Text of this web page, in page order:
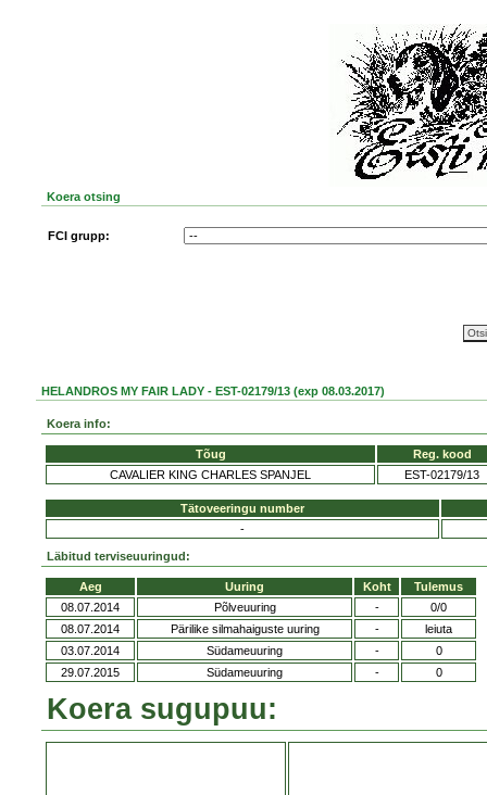
Koera otsing
FCI grupp:
HELANDROS MY FAIR LADY - EST-02179/13 (exp 08.03.2017)
Koera info:
Tõug
Reg. kood
CAVALIER KING CHARLES SPANJEL
EST-02179/13
Tätoveeringu number
-
Läbitud terviseuuringud:
Aeg Uuring Koht
Tulemus
08.07.2014
Põlveuuring -
0/0
08.07.2014
Pärilike silmahaiguste uuring -
leiuta
03.07.2014
Südameuuring -
0
29.07.2015
Südameuuring - 0
Koera sugupuu: